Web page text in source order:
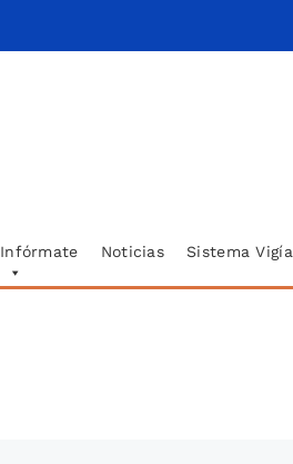
Infórmate Noticias Sistema Vigía